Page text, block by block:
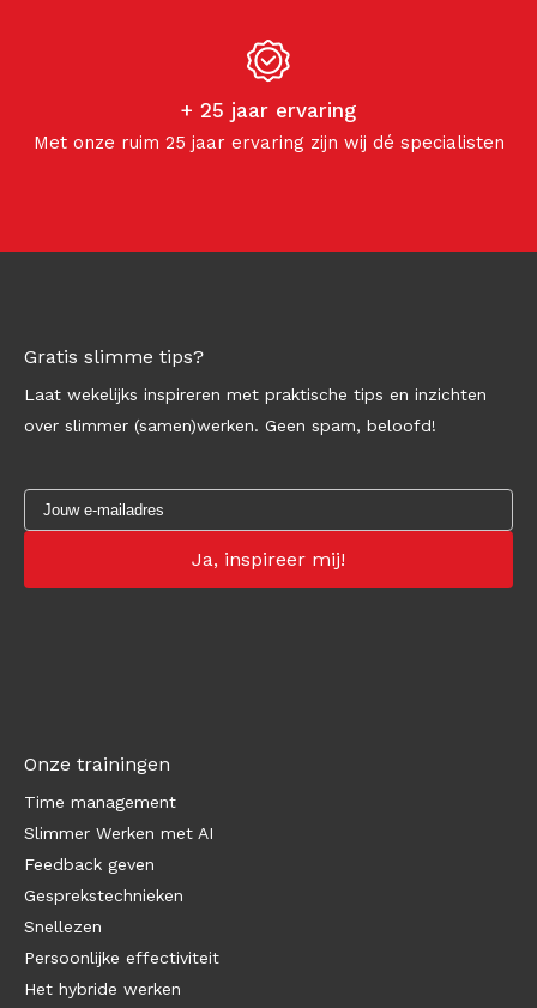
+ 25 jaar ervaring
Met onze ruim 25 jaar ervaring zijn wij dé specialisten
Gratis slimme tips?
Laat wekelijks inspireren met praktische tips en inzichten
over slimmer (samen)werken. Geen spam, beloofd!
Onze trainingen
Time management
Slimmer Werken met AI
Feedback geven
Gesprekstechnieken
Snellezen
Persoonlijke effectiviteit
Het hybride werken